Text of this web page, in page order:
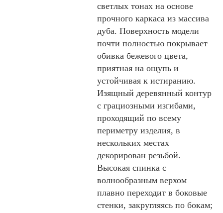
светлых тонах на основе
прочного каркаса из массива
дуба. Поверхность модели
почти полностью покрывает
обивка бежевого цвета,
приятная на ощупь и
устойчивая к истиранию.
Изящный деревянный контур
с грациозными изгибами,
проходящий по всему
периметру изделия, в
нескольких местах
декорирован резьбой.
Высокая спинка с
волнообразным верхом
плавно переходит в боковые
стенки, закругляясь по бокам;